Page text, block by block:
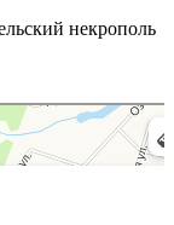
некрополь